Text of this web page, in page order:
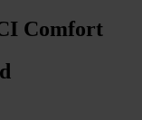
Comfort